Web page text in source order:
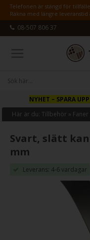
Telefonen är stängd för
Räkna med längre leveranstid
08-507 806 37
NYHET– SPARA
Här är du:Tillbehör »
Svart, slätt
mm
Leverans: 4-6 vardagar